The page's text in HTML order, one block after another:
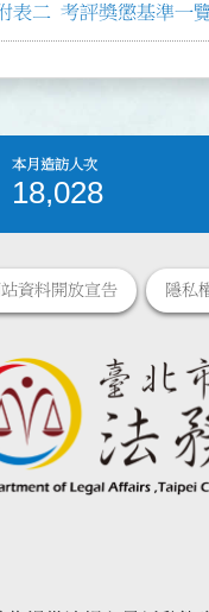
表二 考評獎懲基準一
本月造訪人次
18,028
資料開放宣告 隱私